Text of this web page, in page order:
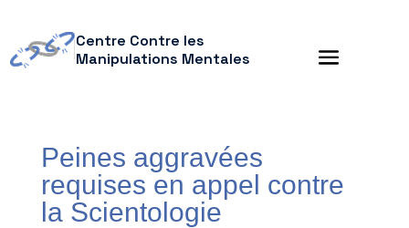
Centre Contre les
Manipulations Mentales
Peines aggravées
requises en appel contre
la Scientologie